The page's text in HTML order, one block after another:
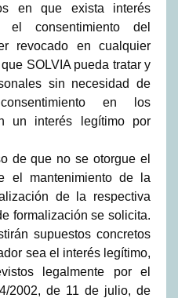
en que exista interés
consentimiento del
revocado en cualquier
SOLVIA pueda tratar y
sin necesidad de
en los
un interés legítimo por
de que no se otorgue el
el mantenimiento de la
de la respectiva
formalización se solicita.
supuestos concretos
sea el interés legítimo,
legalmente por el
2002, de 11 de julio, de